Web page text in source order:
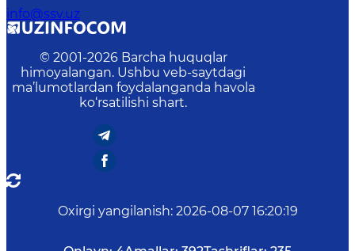
info@ssv.uz
© 2001-2026 Barcha huquqlar
himoyalangan. Ushbu veb-saytdagi
ma’lumotlardan foydalanganda havola
ko‘rsatilishi shart.
Oxirgi yangilanish: 2026-08-07 16:20:19